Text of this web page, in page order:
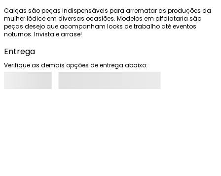
Calças são peças indispensáveis para arrematar as produções da
mulher Iódice em diversas ocasiões. Modelos em alfaiataria são
peças desejo que acompanham looks de trabalho até eventos
noturnos. Invista e arrase!
Entrega
Verifique as demais opções de entrega abaixo: